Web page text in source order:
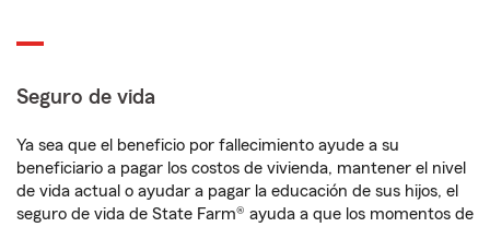
Seguro de vida
Ya sea que el beneficio por fallecimiento ayude a su
beneficiario a pagar los costos de vivienda, mantener el nivel
de vida actual o ayudar a pagar la educación de sus hijos, el
seguro de vida de State Farm® ayuda a que los momentos de